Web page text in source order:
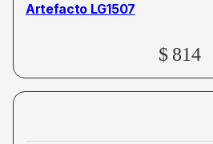
Artefacto LG1507
$ 814